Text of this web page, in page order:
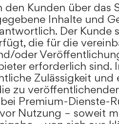
Kunden über das
Inhalte und
Der Kunde
die für die
oder
erforderlich sind.
Zulässigkeit
zu
Premium-Dienste-
Nutzung – soweit